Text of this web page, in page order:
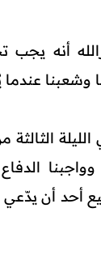
أنه
وشعبنا
أحد أن